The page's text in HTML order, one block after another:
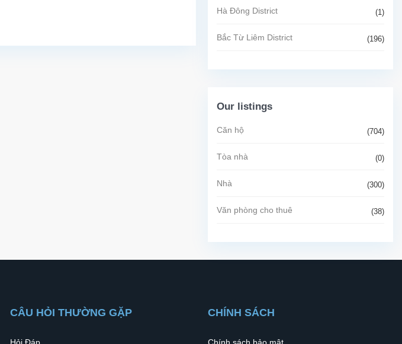
Hà Đông District (1)
Bắc Từ Liêm District (196)
Our listings
Căn hộ (704)
Tòa nhà (0)
Nhà (300)
Văn phòng cho thuê (38)
CÂU HỎI THƯỜNG GẶP
Hỏi Đáp
CHÍNH SÁCH
Chính sách bảo mật